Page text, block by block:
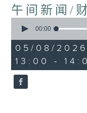
午间新闻/
seconds
1
hour,
0
seconds
00:00
05/08/
13:00 -